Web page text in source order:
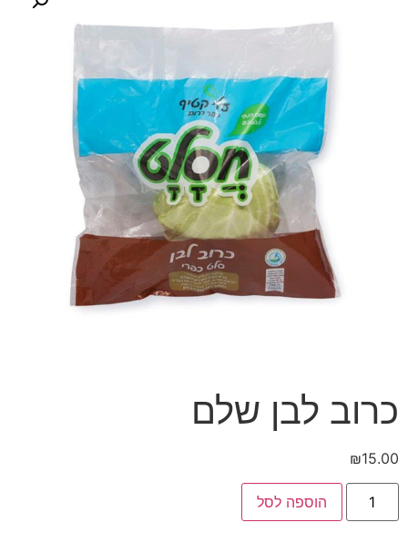
כרוב לבן שלם
₪15.00
הוספה לסל